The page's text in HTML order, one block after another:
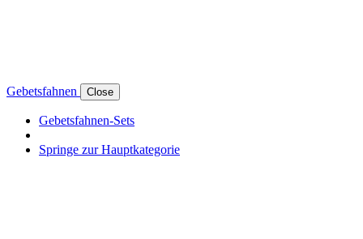
Gebetsfahnen Close
Gebetsfahnen-Sets
Springe zur Hauptkategorie